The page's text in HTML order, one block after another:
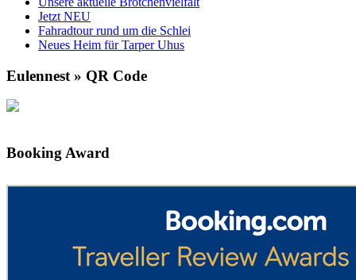
Jetzt NEU
Fahradtour rund um die Schlei
Neues Heim für Tarper Uhus
Eulennest » QR Code
Booking Award